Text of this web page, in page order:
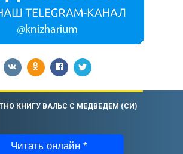
КНИГУ ВАЛЬС С МЕДВЕДЕМ (СИ)
Читать онлайн *